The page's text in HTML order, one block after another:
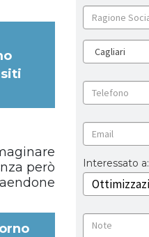
però
Interessato a: